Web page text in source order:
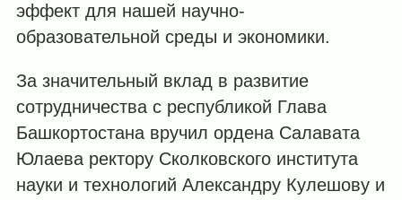
эффект для нашей научно-
образовательной среды и экономики.
За значительный вклад в развитие
сотрудничества с республикой Глава
Башкортостана вручил ордена Салавата
Юлаева ректору Сколковского института
науки и технологий Александру Кулешову и